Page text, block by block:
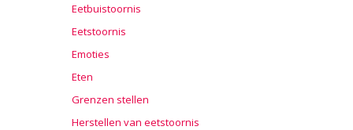
Eetbuistoornis
Eetstoornis
Emoties
Eten
Grenzen stellen
Herstellen van eetstoornis